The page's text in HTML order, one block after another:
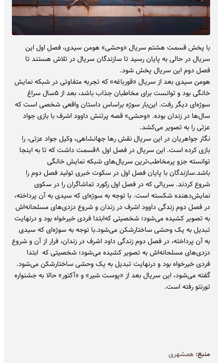
با پخش قسمت هشتم‌ سریال «وحشی» هومن سیدی، فصل اول این
سریال در حالی به پایان رسید تا سازندگان سریال در تلاش هستند تا
فصل دوم این سریال پخش شود.
هومن سیدی بعد از سریال «قورباغه» که تجربه متفاوتی در شبکه نمایش
خانگی بود و توانست برای مخاطبان جذاب باشد، بعد از ۵سال سراغ
سوژه‌ای دیگر رفت. این‌بار سوژه براساس داستان واقعی شخصی است که
سال‌ها در زندان بوده. «وحشی» قصه پرتنش داوود اشرف با بازی جواد
عزتی را به تصویر می‌کشد.
نگار جواهریان در این سریال نقش رها جهانشاهی، وکیل جواد عزتی، را
بازی کرده است. این سریال در فصل اول ۸قسمت داشت که تا به اینجا
توانسته جزو پرمخاطب‌ترین سریال‌های شبکه نمایش خانگی
باشد.سازندگان با پایان فصل اول در سکوت خبری تولید فصل دوم را
شروع کردند. سریالی که در فصل اول رکورد تماشاگران را در سکوی
نمایش‌دهنده شکسته است. با توجه به سوژه‌ای که سیدی به آن پرداخته،
در فصل دوم زندگی داوود اشرف در زندان و شروع دزدی‌های مسلحانه‌اش
به تصویر کشیده می‌شود؛ شخصیتی که‌ابتدا فردی خیرخواه بود و درنهایت
تبدیل به یک وحشی ساختارشکن می‌شود.با توجه به سوژه‌ای که سیدی
به آن پرداخته، در فصل دوم زندگی داود اشرف در زندان، فرار از آن و شروع
دزدی‌های مسلحانه‌اش به تصویر کشیده می‌شود؛ شخصیتی که ‌ ابتدا
فردی خیرخواه بود و درنهایت تبدیل به یک وحشی ساختارشکن می‌شود.
گفته می‌شود، این سریال بعد از «پوست شیر» و «آکتور» حالا به جشنواره
تورنتو رفته است.
منبع: همشهری